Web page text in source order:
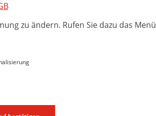
Tetesept Baby
Erkältungszeit
zu ändern. Rufen Sie dazu das Menü